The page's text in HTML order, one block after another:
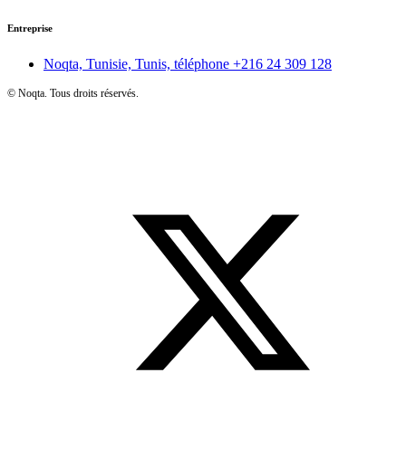
Entreprise
Noqta, Tunisie, Tunis, téléphone +216 24 309 128
© Noqta. Tous droits réservés.